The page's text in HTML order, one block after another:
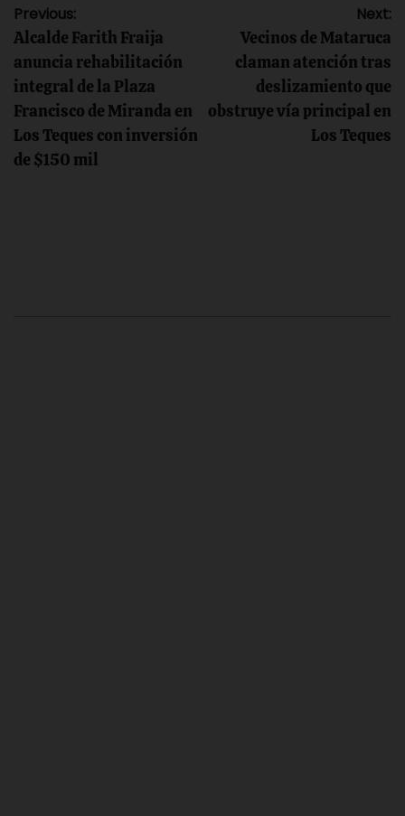
Navegación
de
entradas
Previous:
Alcalde Farith Fraija
anuncia rehabilitación
integral de la Plaza
Francisco de Miranda en
Los Teques con inversión
de $150 mil
Next:
Vecinos de Mataruca
claman atención tras
deslizamiento que
obstruye vía principal en
Los Teques